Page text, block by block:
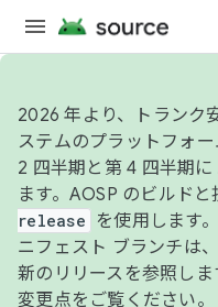
2026 年より、トランク
ステムのプラットフォ
2 四半期と第 4 四半期
ます。AOSP のビルドと
release
を使用します。
ニフェスト ブランチは
新のリリースを参照し
変更点をご覧ください。